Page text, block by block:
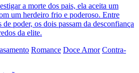
a morte dos pais, ela aceita um
um herdeiro frio e poderoso. Entre
poder, os dois passam da desconfiança
da elite.
Romance Doce Amor Contra-